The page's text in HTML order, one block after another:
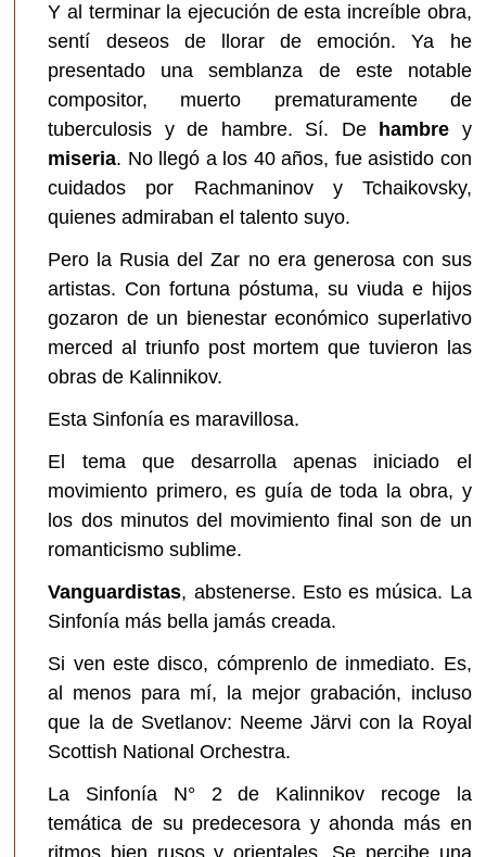
Y al terminar la ejecución de esta increíble obra,
sentí deseos de llorar de emoción. Ya he
presentado una semblanza de este notable
compositor, muerto prematuramente de
tuberculosis y de hambre. Sí. De
hambre y
miseria. No llegó a los 40 años, fue asistido con
cuidados por Rachmaninov y Tchaikovsky,
quienes admiraban el talento suyo.
Pero la Rusia del Zar no era generosa con sus
artistas. Con fortuna póstuma, su viuda e hijos
gozaron de un bienestar económico superlativo
merced al triunfo post mortem que tuvieron las
obras de Kalinnikov.
Esta Sinfonía es maravillosa.
El tema que desarrolla apenas iniciado el
movimiento primero, es guía de toda la obra, y
los dos minutos del movimiento final son de un
romanticismo sublime.
Vanguardistas, abstenerse. Esto es música. La
Sinfonía más bella jamás creada.
Si ven este disco, cómprenlo de inmediato. Es,
al menos para mí, la mejor grabación, incluso
que la de Svetlanov: Neeme Järvi con la Royal
Scottish National Orchestra.
La Sinfonía N° 2 de Kalinnikov recoge la
temática de su predecesora y ahonda más en
ritmos bien rusos y orientales. Se percibe una